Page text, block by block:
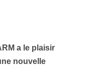
a le plaisir
nouvelle